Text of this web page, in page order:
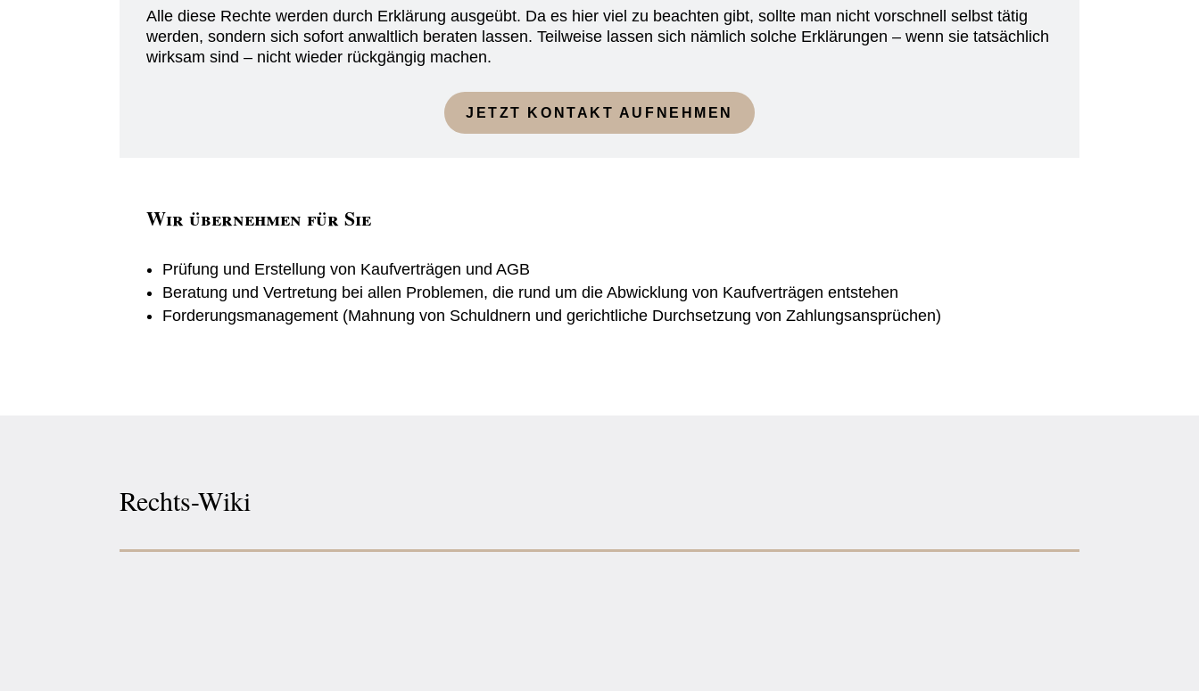
Alle diese Rechte werden durch Erklärung ausgeübt. Da es hier viel zu beachten gibt, sollte man nicht vorschnell selbst tätig
werden, sondern sich sofort anwaltlich beraten lassen. Teilweise lassen sich nämlich solche Erklärungen – wenn sie tatsächlich
wirksam sind – nicht wieder rückgängig machen.
JETZT KONTAKT AUFNEHMEN
Wir übernehmen für Sie
Prüfung und Erstellung von Kaufverträgen und AGB
Beratung und Vertretung bei allen Problemen, die rund um die Abwicklung von Kaufverträgen entstehen
Forderungsmanagement (Mahnung von Schuldnern und gerichtliche Durchsetzung von Zahlungsansprüchen)
Rechts-Wiki